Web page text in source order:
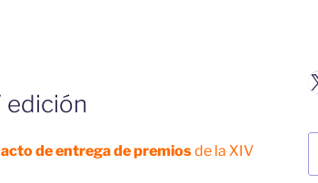
edición
acto de entrega de premiosde la XIV